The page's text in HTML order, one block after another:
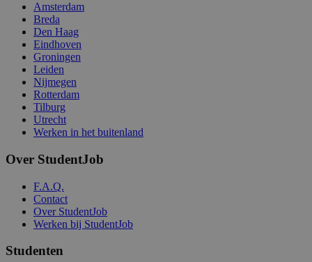
Amsterdam
Breda
Den Haag
Eindhoven
Groningen
Leiden
Nijmegen
Rotterdam
Tilburg
Utrecht
Werken in het buitenland
Over StudentJob
F.A.Q.
Contact
Over StudentJob
Werken bij StudentJob
Studenten